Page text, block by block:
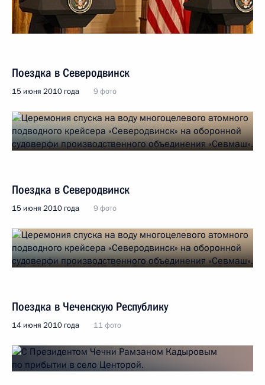
Поездка в Северодвинск
15 июня 2010 года 9 фото
Поездка в Северодвинск
15 июня 2010 года 9 фото
Поездка в Чеченскую Республику
14 июня 2010 года 11 фото